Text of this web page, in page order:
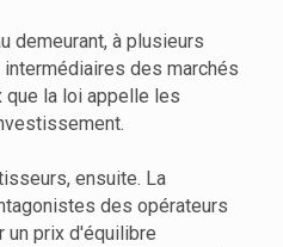
demeurant, à plusieurs
des marchés
que la loi appelle les
ensuite. La
des opérateurs
un prix d'équilibre